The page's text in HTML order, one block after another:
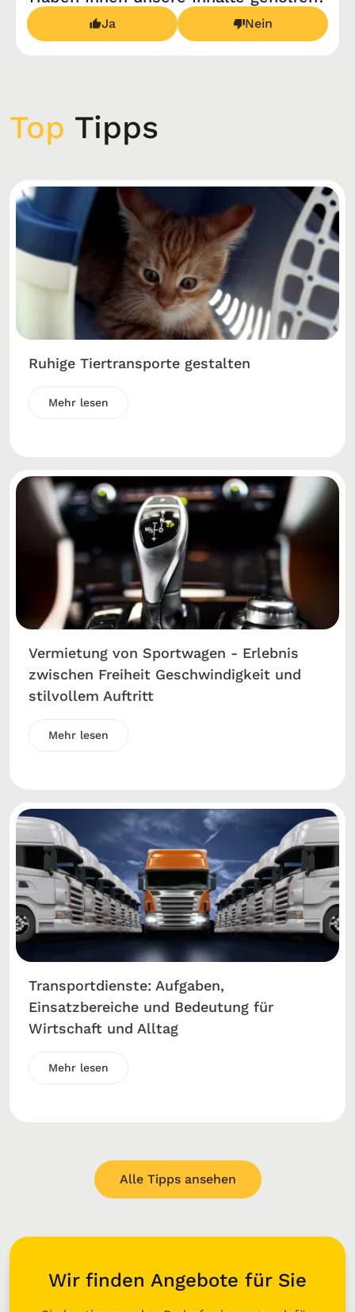
Ja Nein
Top Tipps
Ruhige Tiertransporte gestalten
Mehr lesen
Vermietung von Sportwagen - Erlebnis
zwischen Freiheit Geschwindigkeit und
stilvollem Auftritt
Mehr lesen
Transportdienste: Aufgaben,
Einsatzbereiche und Bedeutung für
Wirtschaft und Alltag
Mehr lesen
Alle Tipps ansehen
Wir finden Angebote für Sie